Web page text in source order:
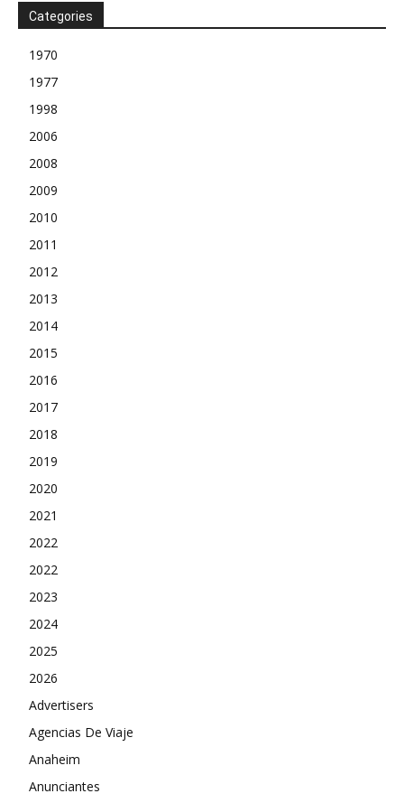
Categories
1970
1977
1998
2006
2008
2009
2010
2011
2012
2013
2014
2015
2016
2017
2018
2019
2020
2021
2022
2022
2023
2024
2025
2026
Advertisers
Agencias De Viaje
Anaheim
Anunciantes